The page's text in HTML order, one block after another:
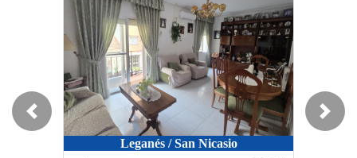
Leganés / San NicasioGetafe / Getafe
Previous Next